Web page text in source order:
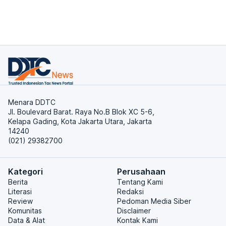
Menara DDTC
Jl. Boulevard Barat. Raya No.B Blok XC 5-6,
Kelapa Gading, Kota Jakarta Utara, Jakarta
14240
(021) 29382700
Kategori
Berita
Literasi
Review
Komunitas
Data & Alat
Perusahaan
Tentang Kami
Redaksi
Pedoman Media Siber
Disclaimer
Kontak Kami